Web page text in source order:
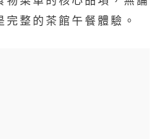
整的茶館午餐體驗。